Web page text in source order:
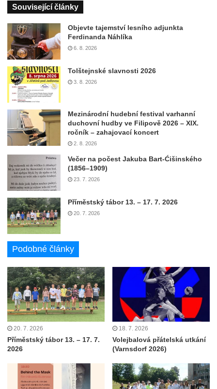
Související články
Objevte tajemství lesního adjunkta
Ferdinanda Náhlíka
6. 8. 2026
Tolštejnské slavnosti 2026
3. 8. 2026
Mezinárodní hudební festival varhanní
duchovní hudby ve Filipově 2026 – XIX.
ročník – zahajovací koncert
2. 8. 2026
Večer na počest Jakuba Bart-Ćišinského
(1856–1909)
23. 7. 2026
Příměstský tábor 13. – 17. 7. 2026
20. 7. 2026
Podobné články
20. 7. 2026
Příměstský tábor 13. – 17. 7.
2026
18. 7. 2026
Volejbalová přátelská utkání
(Varnsdorf 2026)